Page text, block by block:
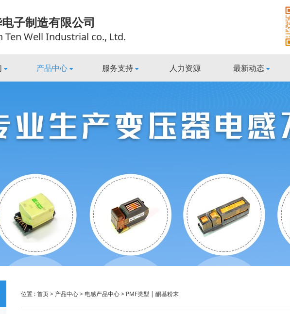
子制造有限公司
Ten Well Industrial co., Ltd.
产品中心 服务支持 人力资源 最新动态
位置 :首页> 产品中心> 电感产品中心> PMF类型 | 酮基粉末